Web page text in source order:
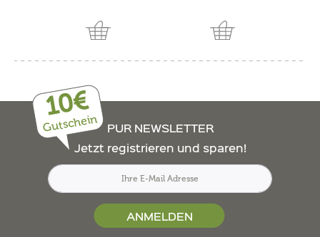
10€
Gutschein
PUR NEWSLETTER
Jetzt registrieren und sparen!
ANMELDEN